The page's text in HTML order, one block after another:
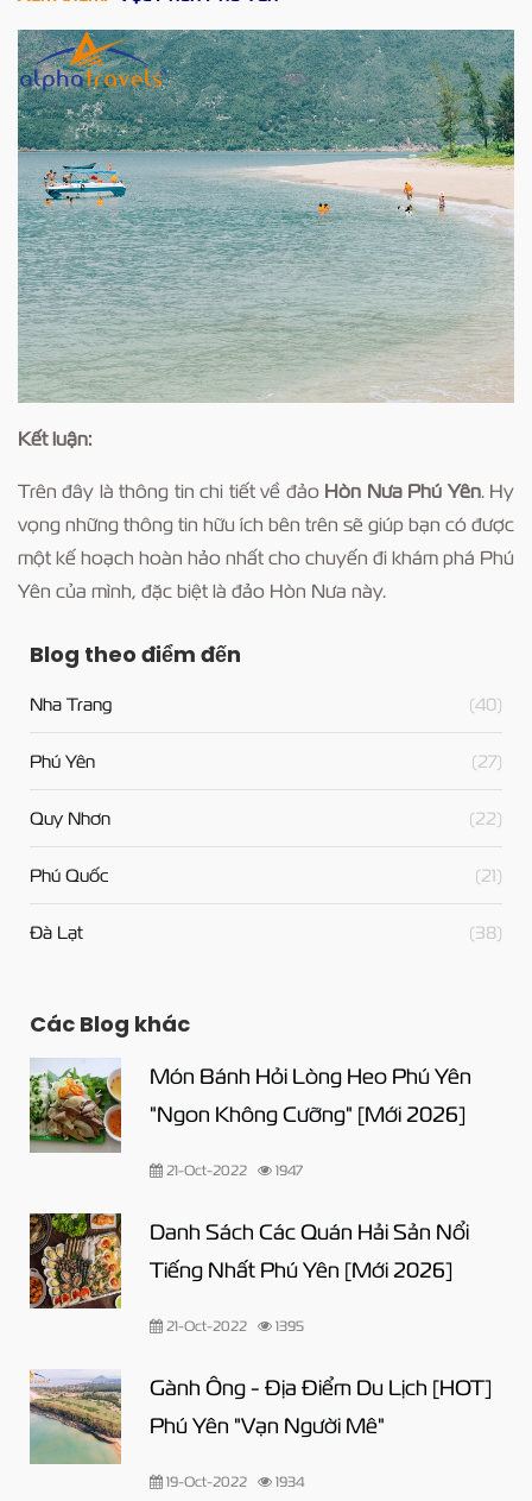
Kết luận:
Trên đây là thông tin chi tiết về đảo Hòn Nưa Phú Yên. Hy
vọng những thông tin hữu ích bên trên sẽ giúp bạn có được
một kế hoạch hoàn hảo nhất cho chuyến đi khám phá Phú
Yên của mình, đặc biệt là đảo Hòn Nưa này.
Blog theo điểm đến
Nha Trang (40)
Phú Yên (27)
Quy Nhơn (22)
Phú Quốc (21)
Đà Lạt (38)
Các Blog khác
Món Bánh Hỏi Lòng Heo Phú Yên
"Ngon Không Cưỡng" [Mới 2026]
21-Oct-2022 1947
Danh Sách Các Quán Hải Sản Nổi
Tiếng Nhất Phú Yên [Mới 2026]
21-Oct-2022 1395
Gành Ông - Địa Điểm Du Lịch [HOT]
Phú Yên "Vạn Người Mê"
19-Oct-2022 1934